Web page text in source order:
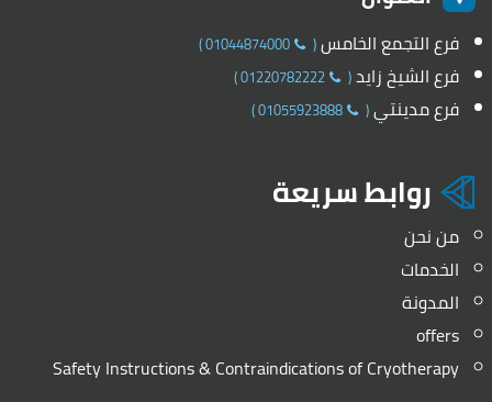
فرع التجمع الخامس(
01044874000
)
فرع الشيخ زايد(
01220782222
)
فرع مدينتي(
01055923888
)
روابط سريعة
من نحن
الخدمات
المدونة
offers
Safety Instructions & Contraindications of Cryotherapy